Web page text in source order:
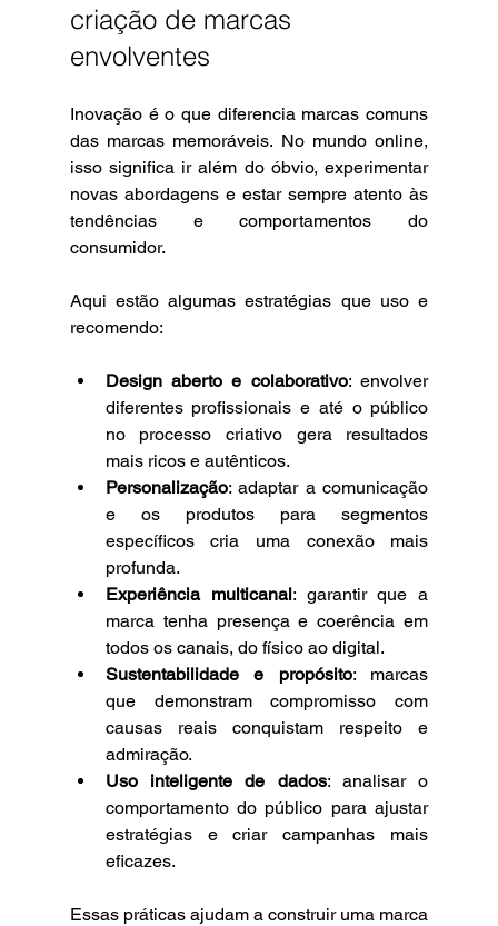
criação de marcas
envolventes
Inovação é o que diferencia marcas comuns
das marcas memoráveis. No mundo online,
isso significa ir além do óbvio, experimentar
novas abordagens e estar sempre atento às
tendências e comportamentos do
consumidor.
Aqui estão algumas estratégias que uso e
recomendo:
Design aberto e colaborativo: envolver
diferentes profissionais e até o público
no processo criativo gera resultados
mais ricos e autênticos.
Personalização: adaptar a comunicação
e os produtos para segmentos
específicos cria uma conexão mais
profunda.
Experiência multicanal: garantir que a
marca tenha presença e coerência em
todos os canais, do físico ao digital.
Sustentabilidade e propósito: marcas
que demonstram compromisso com
causas reais conquistam respeito e
admiração.
Uso inteligente de dados: analisar o
comportamento do público para ajustar
estratégias e criar campanhas mais
eficazes.
Essas práticas ajudam a construir uma marca